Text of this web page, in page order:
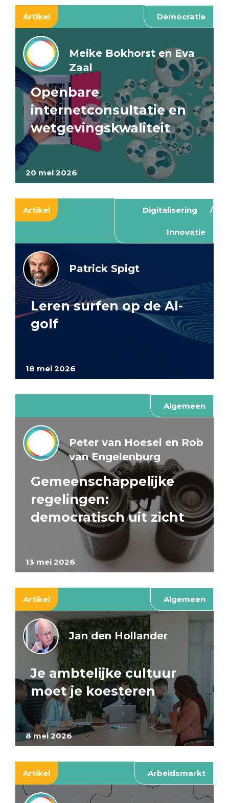
Artikel Democratie
20 mei 2026
Meike Bokhorst en Eva
Zaal
Openbare
internetconsultatie en
wetgevingskwaliteit
Artikel Digitalisering
Innovatie
18 mei 2026
Patrick Spigt
Leren surfen op de AI-
golf
Algemeen
13 mei 2026
Peter van Hoesel en Rob
van Engelenburg
Gemeenschappelijke
regelingen:
democratisch uit zicht
Artikel Algemeen
8 mei 2026
Jan den Hollander
Je ambtelijke cultuur
moet je koesteren
Artikel Arbeidsmarkt